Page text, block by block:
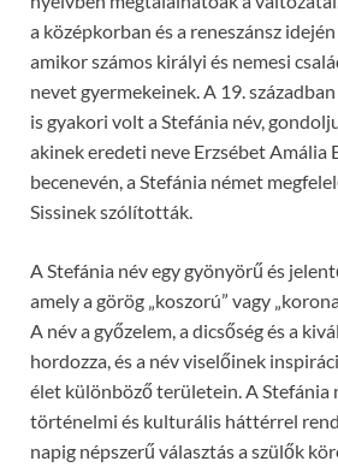
a középkorban és a reneszánsz
amikor számos királyi és nemesi
nevet gyermekeinek. A 19.
is gyakori volt a Stefánia név,
akinek eredeti neve Erzsébet Amália
becenevén, a Stefánia német
Sissinek szólították.
A Stefánia név egy gyönyörű és
amely a görög „koszorú” vagy
A név a győzelem, a dicsőség és a
hordozza, és a név viselőinek
élet különböző területein. A Stefánia
történelmi és kulturális háttérrel
napig népszerű választás a szülők